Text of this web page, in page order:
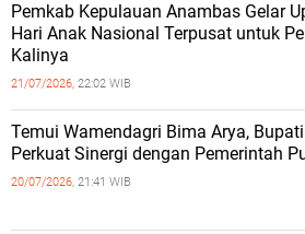
Pemkab Kepulauan Anambas Gelar
Hari Anak Nasional Terpusat untuk
Kalinya
21/07/2026, 22:02 WIB
Temui Wamendagri Bima Arya,
Perkuat Sinergi dengan Pemerintah
20/07/2026, 21:41 WIB